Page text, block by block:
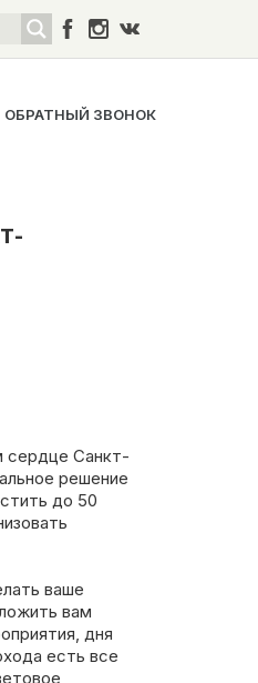
ОБРАТНЫЙ ЗВОНОК
сердце Санкт-
решение
до 50
ваше
вам
дня
есть все